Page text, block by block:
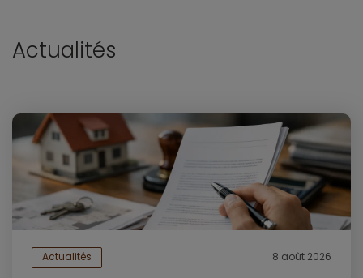
Actualités
Actualités 8 août 2026